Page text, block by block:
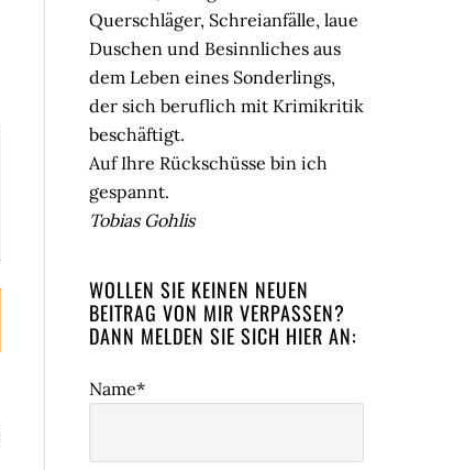
Querschläger, Schreianfälle, laue
Duschen und Besinnliches aus
dem Leben eines Sonderlings,
der sich beruflich mit Krimikritik
beschäftigt.
Auf Ihre Rückschüsse bin ich
gespannt.
Tobias Gohlis
WOLLEN SIE KEINEN NEUEN
BEITRAG VON MIR VERPASSEN?
DANN MELDEN SIE SICH HIER AN:
Name*